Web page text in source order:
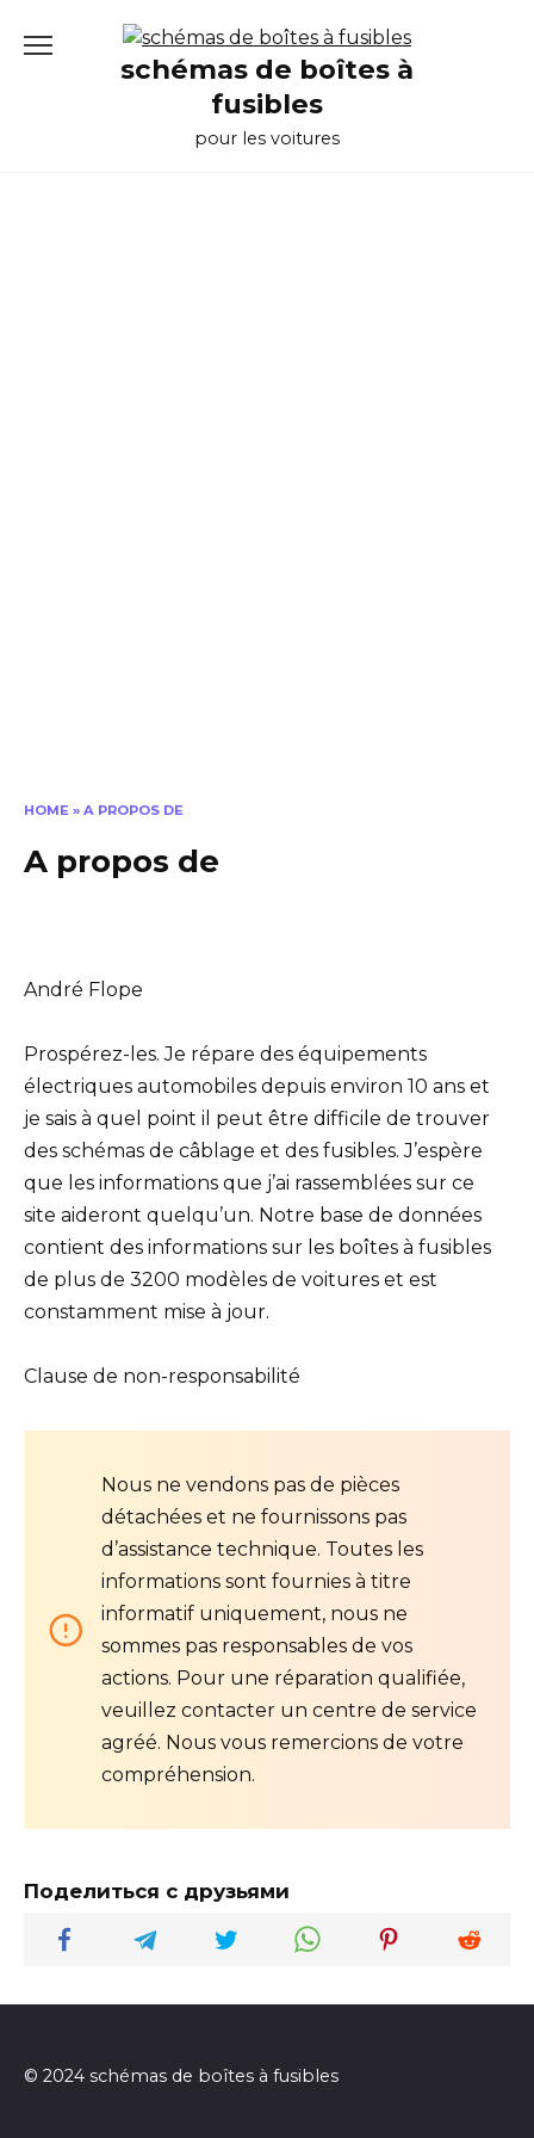
содержаниюschémas de boîtes à
fusibles
pour les voitures
HOME » A PROPOS DE
A propos de
André Flope
Prospérez-les. Je répare des équipements
électriques automobiles depuis environ 10 ans et
je sais à quel point il peut être difficile de trouver
des schémas de câblage et des fusibles. J’espère
que les informations que j’ai rassemblées sur ce
site aideront quelqu’un. Notre base de données
contient des informations sur les boîtes à fusibles
de plus de 3200 modèles de voitures et est
constamment mise à jour.
Clause de non-responsabilité
Nous ne vendons pas de pièces
détachées et ne fournissons pas
d’assistance technique. Toutes les
informations sont fournies à titre
informatif uniquement, nous ne
sommes pas responsables de vos
actions. Pour une réparation qualifiée,
veuillez contacter un centre de service
agréé. Nous vous remercions de votre
compréhension.
Поделиться с друзьями
© 2024 schémas de boîtes à fusibles